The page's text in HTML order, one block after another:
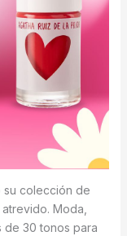
su colección de
Moda,
de 30 tonos para